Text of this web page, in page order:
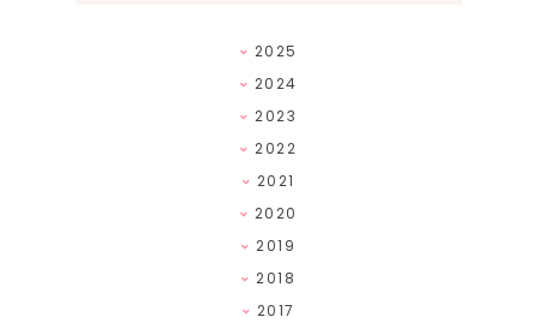
2025
2024
2023
2022
2021
2020
2019
2018
2017